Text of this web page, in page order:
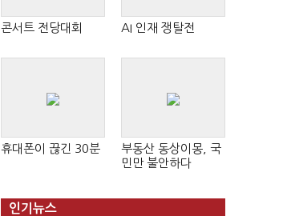
콘서트 전당대회 AI 인재 쟁탈전
휴대폰이 끊긴 30분
부동산 동상이몽, 국
민만 불안하다
인기뉴스